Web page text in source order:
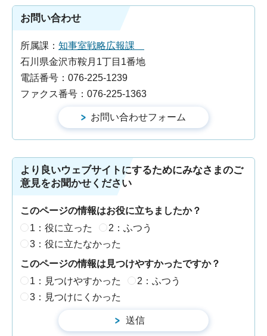
お問い合わせ
所属課： 知事室戦略広報課
石川県金沢市鞍月1丁目1番地
電話番号：076-225-1239
ファクス番号：076-225-1363
より良いウェブサイトにするためにみなさまのご
意見をお聞かせください
このページの情報はお役に立ちましたか？
1：役に立った
2：ふつう
3：役に立たなかった
このページの情報は見つけやすかったですか？
1：見つけやすかった
2：ふつう
3：見つけにくかった